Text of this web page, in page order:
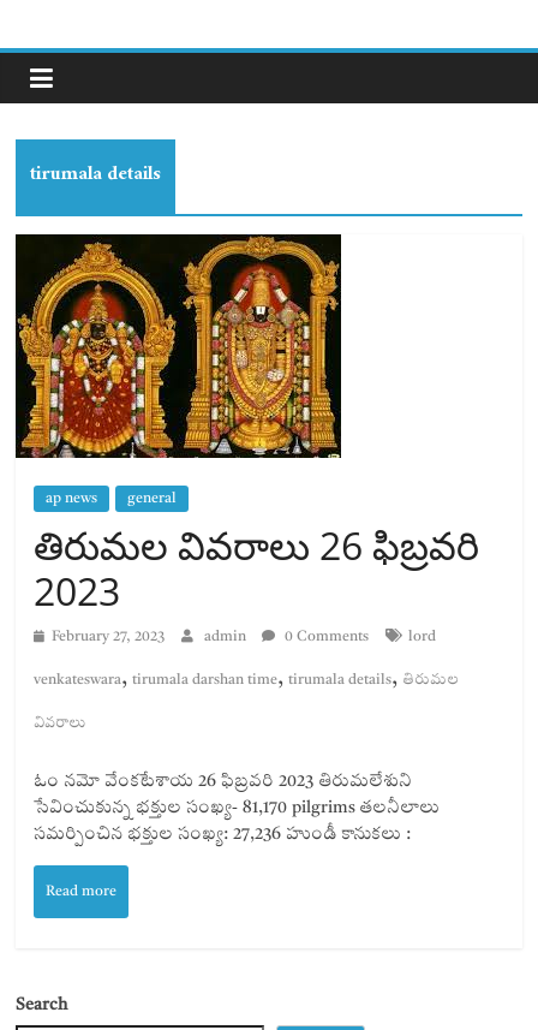
tirumala details
ap news general
తిరుమల వివరాలు 26 ఫిబ్రవరి
2023
February 27, 2023 admin 0 Comments lord
venkateswara,tirumala darshan time,tirumala details, తిరుమల
వివరాలు
ఓం నమో వేంకటేశాయ 26 ఫిబ్రవరి 2023 తిరుమలేశుని
సేవించుకున్న భక్తుల సంఖ్య- 81,170 pilgrims తలనీలాలు
సమర్పించిన భక్తుల సంఖ్య: 27,236 హుండీ కానుకలు :
Read more
Search